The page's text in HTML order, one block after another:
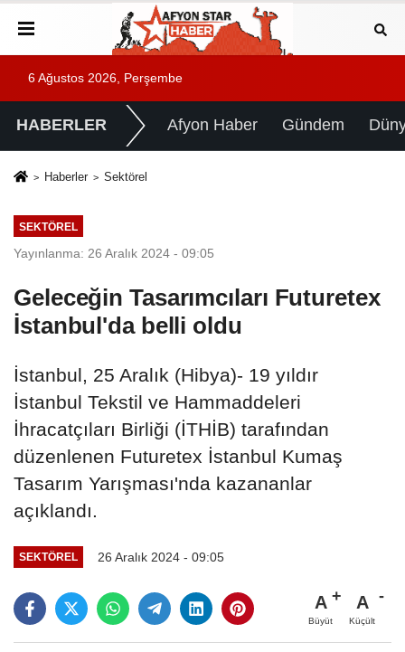
6 Ağustos 2026, Perşembe
HABERLER Afyon Haber Gündem
Haberler Sektörel
SEKTÖREL
Yayınlanma: 26 Aralık 2024 - 09:05
Geleceğin Tasarımcıları Futuretex
İstanbul'da belli oldu
İstanbul, 25 Aralık (Hibya)- 19 yıldır
İstanbul Tekstil ve Hammaddeleri
İhracatçıları Birliği (İTHİB) tarafından
düzenlenen Futuretex İstanbul Kumaş
Tasarım Yarışması'nda kazananlar
açıklandı.
SEKTÖREL 26 Aralık 2024 - 09:05
A
Büyüt
A
Küçült